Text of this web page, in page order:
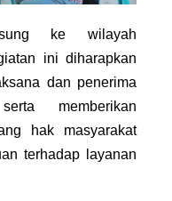
ke wilayah
ini diharapkan
dan penerima
memberikan
hak masyarakat
terhadap layanan